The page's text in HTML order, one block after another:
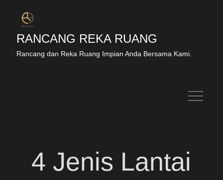
RANCANG REKA RUANG
Rancang dan Reka Ruang Impian Anda Bersama Kami.
4 Jenis Lantai